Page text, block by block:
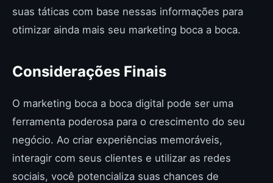
suas táticas com base nessas informações para
otimizar ainda mais seu marketing boca a boca.
Considerações Finais
O marketing boca a boca digital pode ser uma
ferramenta poderosa para o crescimento do seu
negócio. Ao criar experiências memoráveis,
interagir com seus clientes e utilizar as redes
sociais, você potencializa suas chances de